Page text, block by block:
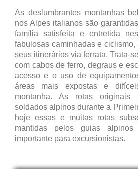
As deslumbrantes montanhas
nos Alpes italianos são
família satisfeita e entretida
fabulosas caminhadas e ciclismo,
seus itinerários via ferrata. Trata-
com cabos de ferro, degraus e
acesso e o uso de
áreas mais expostas e
montanha. As rotas originais
soldados alpinos durante a
hoje essas e muitas rotas
mantidas pelos guias
importante para excursionistas.